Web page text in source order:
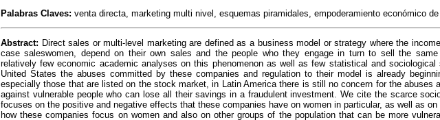
Palabras Claves: venta directa, marketing multi nivel, esquemas piramidales, empoderamiento económico
Abstract: Direct sales or multi-level marketing are defined as a business model or strategy where the
case saleswomen, depend on their own sales and the people who they engage in turn to sell the
relatively few economic academic analyses on this phenomenon as well as few statistical and
United States the abuses committed by these companies and regulation to their model is already
especially those that are listed on the stock market, in Latin America there is still no concern for the abuses
against vulnerable people who can lose all their savings in a fraudulent investment. We cite the scarce
focuses on the positive and negative effects that these companies have on women in particular, as well as
how these companies focus on women and also on other groups of the population that can be more